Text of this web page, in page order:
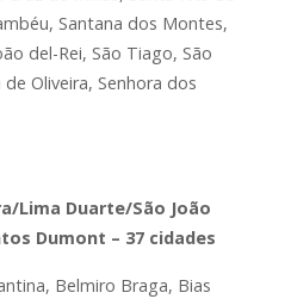
Santana dos Montes,
del-Rei, São Tiago, São
Oliveira, Senhora dos
Lima Duarte/São João
Dumont – 37 cidades
Belmiro Braga, Bias